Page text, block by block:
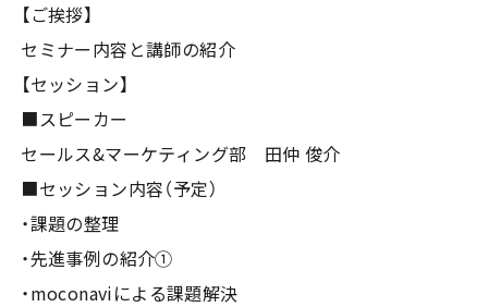
【ご挨拶】
セミナー内容と講師の紹介
【セッション】
■スピーカー
セールス&マーケティング部 田仲 俊介
■セッション内容（予定）
・課題の整理
・先進事例の紹介①
・moconaviによる課題解決